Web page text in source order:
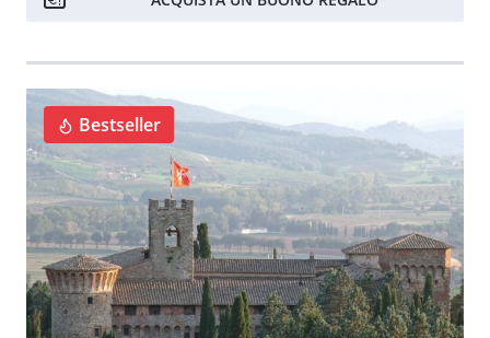
Bestseller